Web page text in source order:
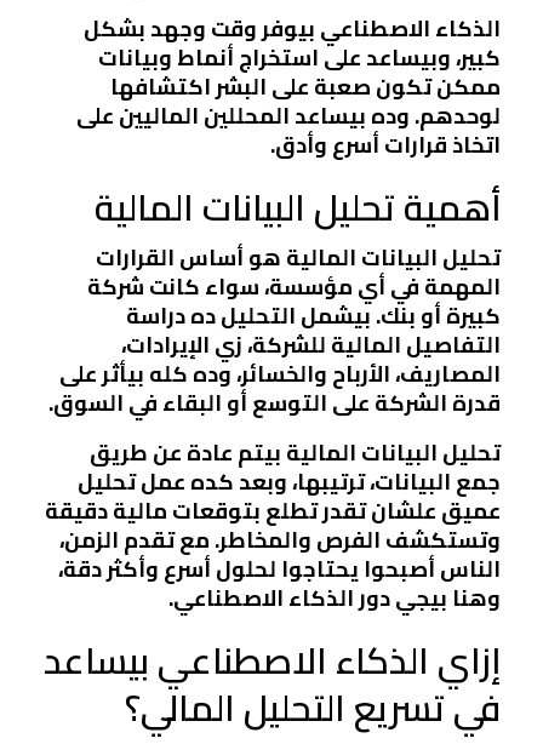
الذكاء الاصطناعي بيوفر وقت وجهد بشكل
كبير، وبيساعد على استخراج أنماط وبيانات
ممكن تكون صعبة على البشر اكتشافها
لوحدهم. وده بيساعد المحللين الماليين على
اتخاذ قرارات أسرع وأدق.
أهمية تحليل البيانات المالية
تحليل البيانات المالية هو أساس القرارات
المهمة في أي مؤسسة، سواء كانت شركة
كبيرة أو بنك. بيشمل التحليل ده دراسة
التفاصيل المالية للشركة، زي الإيرادات،
المصاريف، الأرباح والخسائر، وده كله بيأثر على
قدرة الشركة على التوسع أو البقاء في السوق.
تحليل البيانات المالية بيتم عادة عن طريق
جمع البيانات، ترتيبها، وبعد كده عمل تحليل
عميق علشان تقدر تطلع بتوقعات مالية دقيقة
وتستكشف الفرص والمخاطر. مع تقدم الزمن،
الناس أصبحوا يحتاجوا لحلول أسرع وأكثر دقة،
وهنا بيجي دور الذكاء الاصطناعي.
إزاي الذكاء الاصطناعي بيساعد
في تسريع التحليل المالي؟